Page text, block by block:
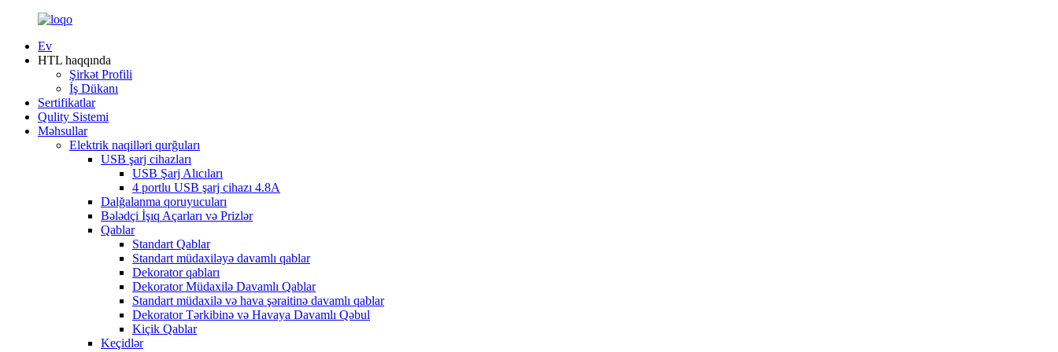
Ev
HTL haqqında
Şirkət Profili
İş Dükanı
Sertifikatlar
Qulity Sistemi
Məhsullar
Elektrik naqilləri qurğuları
USB şarj cihazları
USB Şarj Alıcıları
4 portlu USB şarj cihazı 4.8A
Dalğalanma qoruyucuları
Bələdçi İşıq Açarları və Prizlər
Qablar
Standart Qablar
Standart müdaxiləyə davamlı qablar
Dekorator qabları
Dekorator Müdaxilə Davamlı Qablar
Standart müdaxilə və hava şəraitinə davamlı qablar
Dekorator Tərkibinə və Havaya Davamlı Qəbul
Kiçik Qablar
Keçidlər